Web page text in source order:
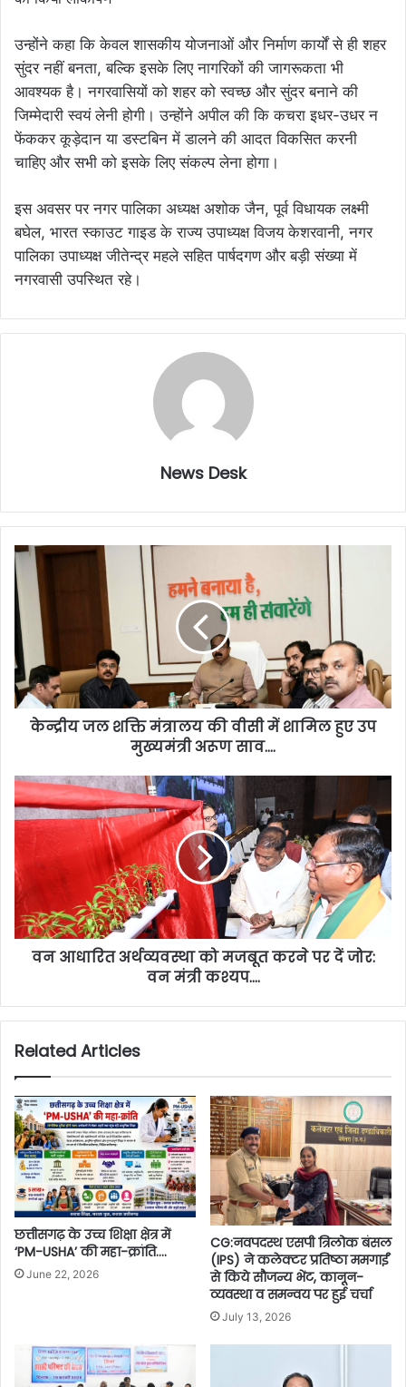
उन्होंने कहा कि केवल शासकीय योजनाओं और निर्माण कार्यों से ही शहर
सुंदर नहीं बनता, बल्कि इसके लिए नागरिकों की जागरूकता भी
आवश्यक है। नगरवासियों को शहर को स्वच्छ और सुंदर बनाने की
जिम्मेदारी स्वयं लेनी होगी। उन्होंने अपील की कि कचरा इधर-उधर न
फेंककर कूड़ेदान या डस्टबिन में डालने की आदत विकसित करनी
चाहिए और सभी को इसके लिए संकल्प लेना होगा।
इस अवसर पर नगर पालिका अध्यक्ष अशोक जैन, पूर्व विधायक लक्ष्मी
बघेल, भारत स्काउट गाइड के राज्य उपाध्यक्ष विजय केशरवानी, नगर
पालिका उपाध्यक्ष जीतेन्द्र महले सहित पार्षदगण और बड़ी संख्या में
नगरवासी उपस्थित रहे।
News Desk
केन्द्रीय जल शक्ति मंत्रालय की वीसी में शामिल हुए उप
मुख्यमंत्री अरूण साव….
वन आधारित अर्थव्यवस्था को मजबूत करने पर दें जोर:
वन मंत्री कश्यप….
Related Articles
​छत्तीसगढ़ के उच्च शिक्षा क्षेत्र में
‘PM-USHA’ की महा-क्रांति….
June 22, 2026
CG:नवपदस्थ एसपी त्रिलोक बंसल
(IPS) ने कलेक्टर प्रतिष्ठा ममगाईं
से किये सौजन्य भेंट, कानून-
व्यवस्था व समन्वय पर हुई चर्चा
July 13, 2026